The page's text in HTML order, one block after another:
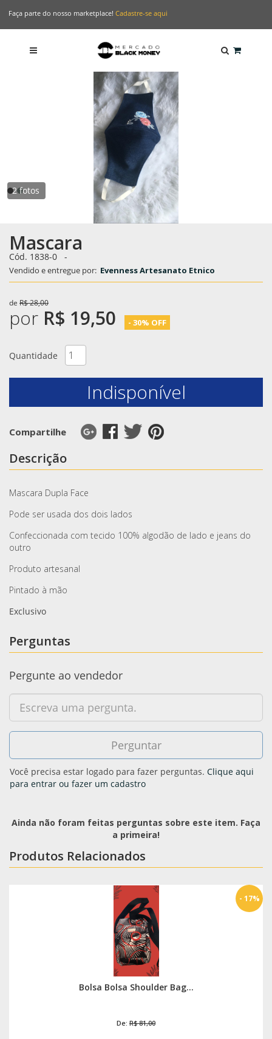
Faça parte do nosso marketplace! Cadastre-se aqui
2 fotos
Mascara
Cód. 1838-0 -
Vendido e entregue por: Evenness Artesanato Etnico
de R$ 28,00
por R$ 19,50 - 30% OFF
Quantidade
Indisponível
Compartilhe
Descrição
Mascara Dupla Face
Pode ser usada dos dois lados
Confeccionada com tecido 100% algodão de lado e jeans do
outro
Produto artesanal
Pintado à mão
Exclusivo
Perguntas
Pergunte ao vendedor
Você precisa estar logado para fazer perguntas. Clique aqui
para entrar ou fazer um cadastro
Ainda não foram feitas perguntas sobre este item. Faça
a primeira!
Produtos Relacionados
Bolsa Bolsa Shoulder Bag...
De: R$ 81,00
- 17%